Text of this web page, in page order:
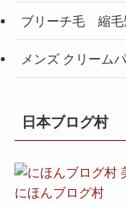
ブリーチ毛 縮毛
メンズ クリーム
日本ブログ村
にほんブログ村